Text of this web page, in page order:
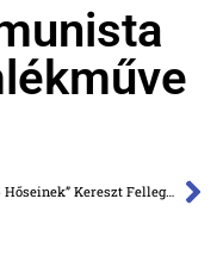
„A Nép Hőseinek” Kereszt Fellegvári Park